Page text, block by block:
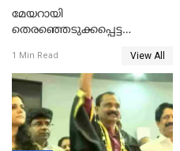
മേയറായി
തെരഞ്ഞെടുക്കപ്പെട്ട
ആദ്യ വോട്ട് അസാധു; കണ്ണൂർ
ഡെപ്യൂട്ടി മേയർ സ്ഥാനത്ത്
താഹിറിന് വിജയം
1 Min Read View All